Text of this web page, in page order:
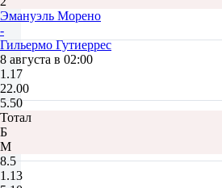
Эмануэль Морено
-
Гильермо Гутиеррес
8 августа в 02:00
1.17
22.00
5.50
Тотал
Б
М
8.5
1.13